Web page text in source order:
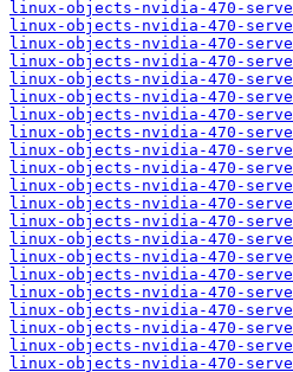
linux-objects-nvidia-470-
linux-objects-nvidia-470-
linux-objects-nvidia-470-
linux-objects-nvidia-470-
linux-objects-nvidia-470-
linux-objects-nvidia-470-
linux-objects-nvidia-470-
linux-objects-nvidia-470-
linux-objects-nvidia-470-
linux-objects-nvidia-470-
linux-objects-nvidia-470-
linux-objects-nvidia-470-
linux-objects-nvidia-470-
linux-objects-nvidia-470-
linux-objects-nvidia-470-
linux-objects-nvidia-470-
linux-objects-nvidia-470-
linux-objects-nvidia-470-
linux-objects-nvidia-470-
linux-objects-nvidia-470-
linux-objects-nvidia-470-